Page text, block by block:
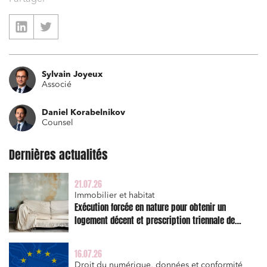
Sylvain Joyeux
Associé
Daniel Korabelnikov
Counsel
Dernières actualités
21.07.26
Immobilier et habitat
Exécution forcée en nature pour obtenir un
logement décent et prescription triennale de
16.07.26
Droit du numérique, données et conformité
Entreprises du numérique
Règlement des litiges
Droit du numérique, données et conformité
Services publics et collectivités
Commande publique
Projets immobiliers
Environnement
Urbanisme et aménagement
Banque finance et assurance